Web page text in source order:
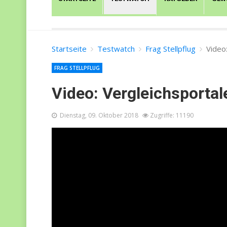
Startseite Testwatch Frag Stellpflug
Video:
FRAG STELLPFLUG
Dienstag, 09. Oktober 2018 Zugriffe: 11190